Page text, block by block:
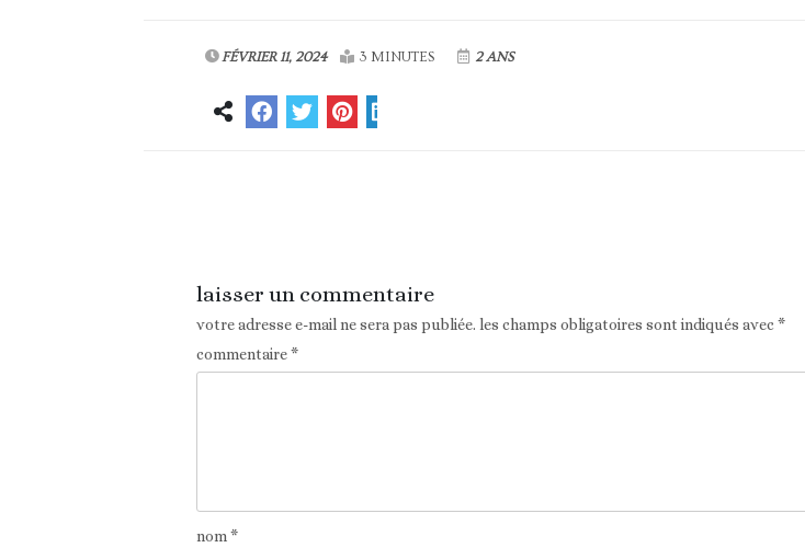
FÉVRIER 11, 2024 3 MINUTES 2 ANS
laisser un commentaire
votre adresse e-mail ne sera pas publiée. les champs obligatoires sont indiqués avec*
commentaire*
nom *